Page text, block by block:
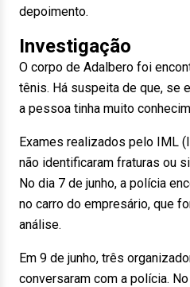
depoimento.
Investigação
O corpo de Adalbero foi
tênis. Há suspeita de que, se
a pessoa tinha muito
Exames realizados pelo IML
não identificaram fraturas ou
No dia 7 de junho, a polícia
no carro do empresário, que
análise.
Em 9 de junho, três
conversaram com a polícia.